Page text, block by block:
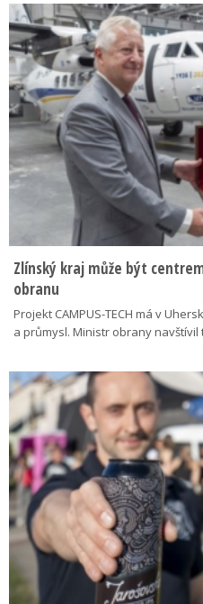
Zlínský kraj může být
obranu
Projekt CAMPUS-TECH má v
a průmysl. Ministr obrany